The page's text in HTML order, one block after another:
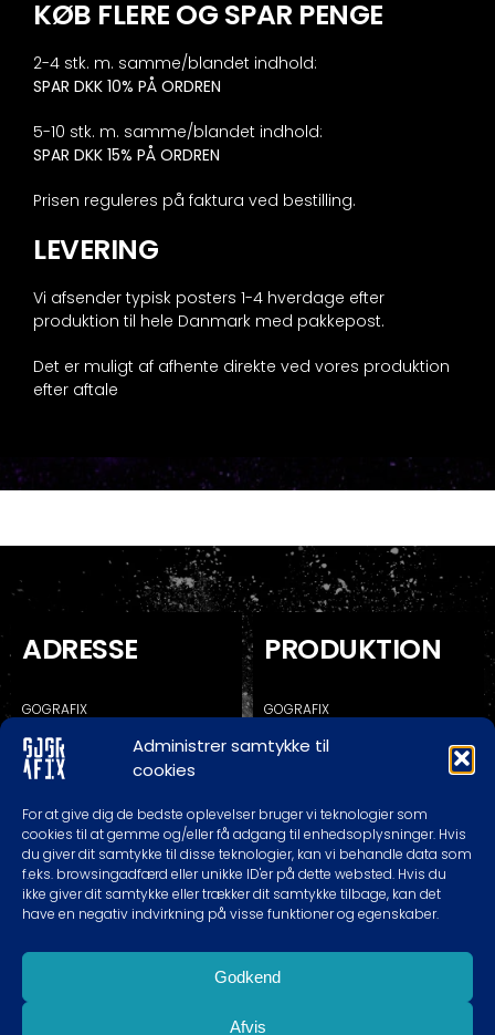
Administrer samtykke til
cookies
For at give dig de bedste oplevelser bruger vi teknologier som
cookies til at gemme og/eller få adgang til enhedsoplysninger. Hvis
du giver dit samtykke til disse teknologier, kan vi behandle data som
f.eks. browsingadfærd eller unikke ID'er på dette websted. Hvis du
ikke giver dit samtykke eller trækker dit samtykke tilbage, kan det
have en negativ indvirkning på visse funktioner og egenskaber.
Godkend
Afvis
KØB FLERE OG SPAR PENGE
2-4 stk. m. samme/blandet indhold:
SPAR DKK 10% PÅ ORDREN
5-10 stk. m. samme/blandet indhold:
SPAR DKK 15% PÅ ORDREN
Prisen reguleres på faktura ved bestilling.
LEVERING
Vi afsender typisk posters 1-4 hverdage efter
produktion til hele Danmark med pakkepost.
Det er muligt af afhente direkte ved vores produktion
efter aftale
ADRESSE
GOGRAFIX
4200 SLAGELSE
PRODUKTION
GOGRAFIX
4200 SLAGELSE
TELEFON TIDER
FREDAG: 10.00 – 16.00
SØNDAG: LUKKET
KONTAKT
INFO@GOGRAFIX.DK